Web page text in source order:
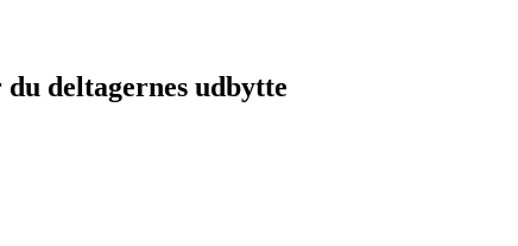
deltagernes udbytte